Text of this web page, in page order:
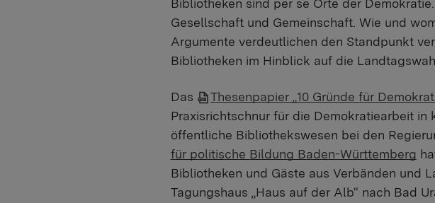
Bibliotheken sind per se Orte der
Gesellschaft und Gemeinschaft. Wie und
Argumente verdeutlichen den Standpunkt
Bibliotheken im Hinblick auf die
Das Thesenpapier „10 Gründe für
Praxisrichtschnur für die Demokratiearbeit
öffentliche Bibliothekswesen bei den
für politische Bildung Baden-Württemberg
Bibliotheken und Gäste aus Verbänden und
Tagungshaus „Haus auf der Alb“ nach Bad